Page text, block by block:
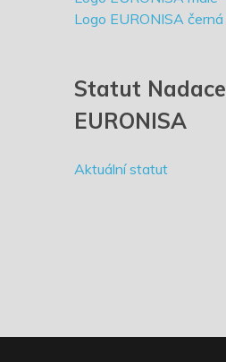
Logo EURONISA černá
Statut Nadace
EURONISA
Aktuální statut